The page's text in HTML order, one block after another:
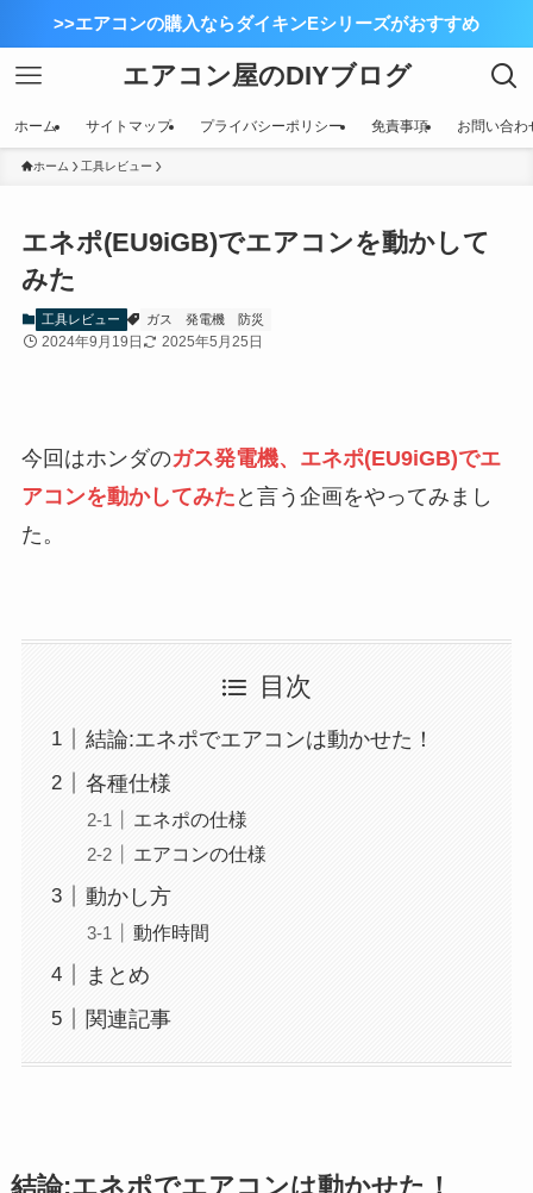
>>エアコンの購入ならダイキンEシリーズがおすすめ
エアコン屋のDIYブログ
ホーム サイトマップ プライバシーポリシー 免責事項 お問い合わ
ホーム 工具レビュー
エネポ(EU9iGB)でエアコンを動かして
みた
工具レビュー ガス 発電機 防災
2024年9月19日 2025年5月25日
今回はホンダのガス発電機、エネポ(EU9iGB)でエ
アコンを動かしてみた と言う企画をやってみまし
た。
目次
結論:エネポでエアコンは動かせた！
各種仕様
エネポの仕様
エアコンの仕様
動かし方
動作時間
まとめ
関連記事
結論:エネポでエアコンは動かせた！